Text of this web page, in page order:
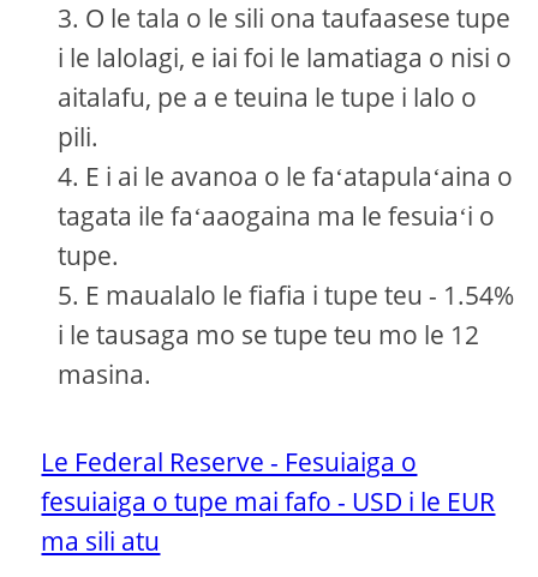
O le tala o le sili ona taufaasese tupe
i le lalolagi, e iai foi le lamatiaga o nisi o
aitalafu, pe a e teuina le tupe i lalo o
pili.
E i ai le avanoa o le faʻatapulaʻaina o
tagata ile faʻaaogaina ma le fesuiaʻi o
tupe.
E maualalo le fiafia i tupe teu - 1.54%
i le tausaga mo se tupe teu mo le 12
masina.
Le Federal Reserve - Fesuiaiga o
fesuiaiga o tupe mai fafo - USD i le EUR
ma sili atu